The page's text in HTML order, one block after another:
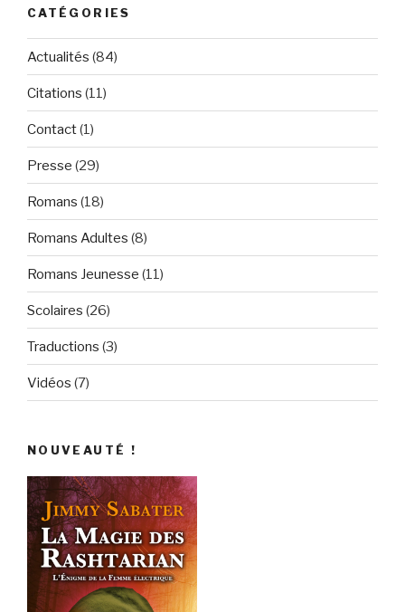
CATÉGORIES
Actualités (84)
Citations (11)
Contact(1)
Presse (29)
Romans (18)
Romans Adultes (8)
Romans Jeunesse (11)
Scolaires (26)
Traductions (3)
Vidéos (7)
NOUVEAUTÉ !